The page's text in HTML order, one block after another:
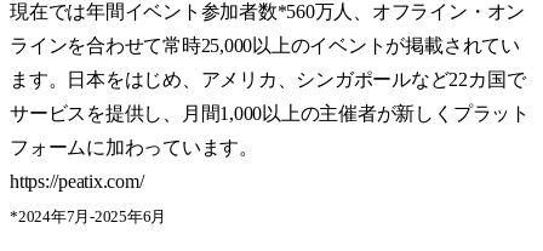
現在では年間イベント参加者数*560万人、オフライン・オン
ラインを合わせて常時25,000以上のイベントが掲載されてい
ます。日本をはじめ、アメリカ、シンガポールなど22カ国で
サービスを提供し、月間1,000以上の主催者が新しくプラット
フォームに加わっています。
https://peatix.com/
*2024年7月-2025年6月